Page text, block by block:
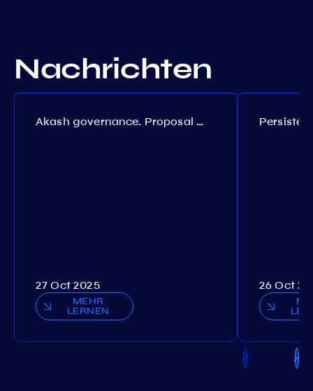
Nachrichten
Akash governance. Proposal №308
27 Oct 2025
MEHR
LERNEN
26 Oct